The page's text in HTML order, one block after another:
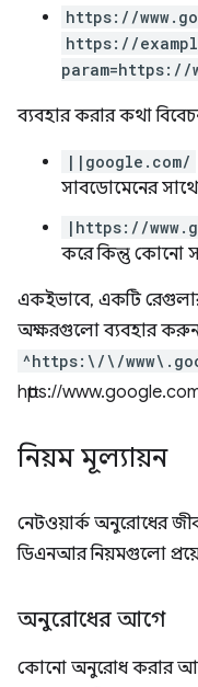
https://
https://
param=https://
ব্যবহার করার কথা
||google.com/
সাবডোমেনের
|https://
করে কিন্তু কোনো
একইভাবে, একটি রেগুলার
অক্ষরগুলো ব্যবহার
^https:\/\/
https://
নিয়ম মূল্যায়ন
নেটওয়ার্ক অনুরোধের
ডিএনআর নিয়মগুলো
অনুরোধের আগে
কোনো অনুরোধ করার